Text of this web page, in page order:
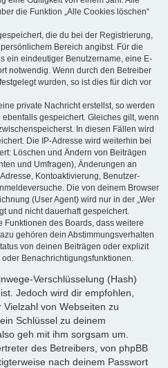
die Funktion „Alle Cookies löschen“
die du bei der Registrierung,
Bereich angibst. Für die
ein eindeutiger Benutzername, eine E-
notwendig. Wenn durch den Betreiber
wurden, so ist dies für dich vor
private Nachricht erstellst, so werden
gespeichert. Gleiches gilt, wenn
In diesen Fällen wird
Die IP-Adresse wird weiterhin bei
Löschen und Ändern von Beiträgen
und Umfragen), Änderungen an
Kontoaktivierung, Benutzer-
Die von deinem Browser
(User Agent) wird nur in der „Wer
und nicht dauerhaft gespeichert.
des Boards, dass weitere
gehören dein Abstimmungsverhalten
von deinen Beiträgen oder explizit
Benachrichtigungsfunktionen.
Verschlüsselung (Hash)
Jedoch wird dir empfohlen,
von Webseiten zu
Schlüssel zu deinem
geh mit ihm sorgsam um.
des Betreibers, von phpBB
nach deinem Passwort